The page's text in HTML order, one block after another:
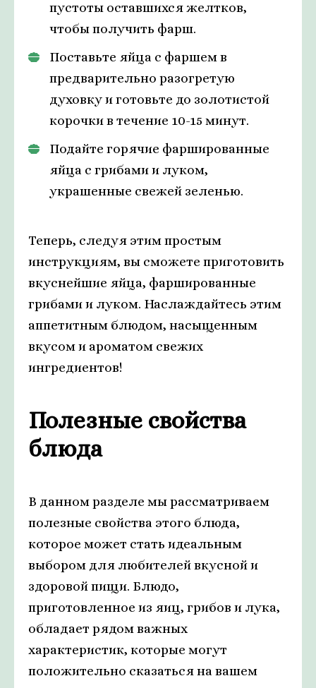
пустоты оставшихся желтков,
чтобы получить фарш.
Поставьте яйца с фаршем в
предварительно разогретую
духовку и готовьте до золотистой
корочки в течение 10-15 минут.
Подайте горячие фаршированные
яйца с грибами и луком,
украшенные свежей зеленью.
Теперь, следуя этим простым
инструкциям, вы сможете приготовить
вкуснейшие яйца, фаршированные
грибами и луком. Наслаждайтесь этим
аппетитным блюдом, насыщенным
вкусом и ароматом свежих
ингредиентов!
Полезные свойства
блюда
В данном разделе мы рассматриваем
полезные свойства этого блюда,
которое может стать идеальным
выбором для любителей вкусной и
здоровой пищи. Блюдо,
приготовленное из яиц, грибов и лука,
обладает рядом важных
характеристик, которые могут
положительно сказаться на вашем